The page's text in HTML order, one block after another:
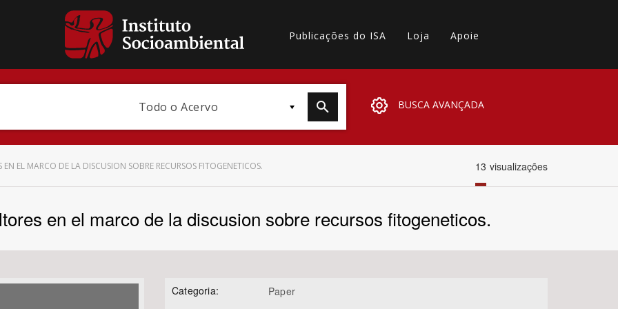
Publicações do ISA Loja Apoie
Todo o Acervo BUSCA AVANÇADA
EL MARCO DE LA DISCUSION SOBRE RECURSOS FITOGENETICOS. 13 visualizações
en el marco de la discusion sobre recursos fitogeneticos.
Categoria: Paper